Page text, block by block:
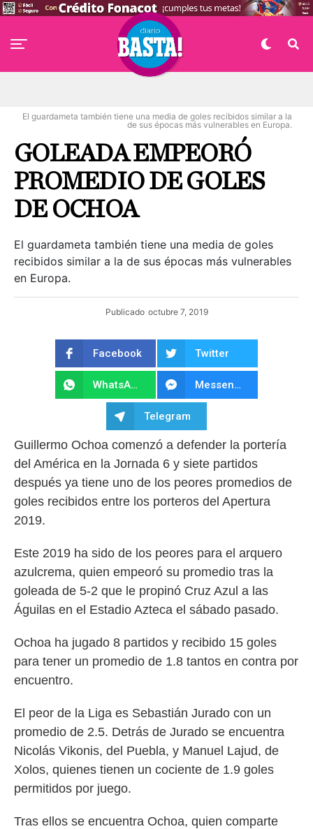
El guardameta también tiene una media de goles recibidos similar a la
de sus épocas más vulnerables en Europa.
GOLEADA EMPEORÓ
PROMEDIO DE GOLES
DE OCHOA
El guardameta también tiene una media de goles
recibidos similar a la de sus épocas más vulnerables
en Europa.
Publicado octubre 7, 2019
Facebook Twitter
WhatsApp Messenger
Telegram
Guillermo Ochoa comenzó a defender la portería
del América en la Jornada 6 y siete partidos
después ya tiene uno de los peores promedios de
goles recibidos entre los porteros del Apertura
2019.
Este 2019 ha sido de los peores para el arquero
azulcrema, quien empeoró su promedio tras la
goleada de 5-2 que le propinó Cruz Azul a las
Águilas en el Estadio Azteca el sábado pasado.
Ochoa ha jugado 8 partidos y recibido 15 goles
para tener un promedio de 1.8 tantos en contra por
encuentro.
El peor de la Liga es Sebastián Jurado con un
promedio de 2.5. Detrás de Jurado se encuentra
Nicolás Vikonis, del Puebla, y Manuel Lajud, de
Xolos, quienes tienen un cociente de 1.9 goles
permitidos por juego.
Tras ellos se encuentra Ochoa, quien comparte